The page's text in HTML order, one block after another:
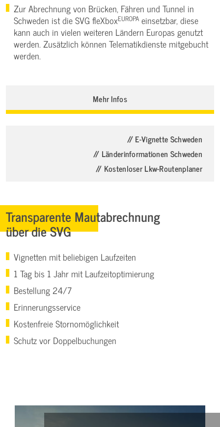
Zur Abrechnung von Brücken, Fähren und Tunnel in
Schweden ist die SVG fleXboxEUROPA einsetzbar, diese
kann auch in vielen weiteren Ländern Europas genutzt
werden. Zusätzlich können Telematikdienste mitgebucht
werden.
Mehr Infos
// E-Vignette Schweden
// Länderinformationen Schweden
// Kostenloser Lkw-Routenplaner
Transparente Mautabrechnung
über die SVG
Vignetten mit beliebigen Laufzeiten
1 Tag bis 1 Jahr mit Laufzeitoptimierung
Bestellung 24/7
Erinnerungsservice
Kostenfreie Stornomöglichkeit
Schutz vor Doppelbuchungen